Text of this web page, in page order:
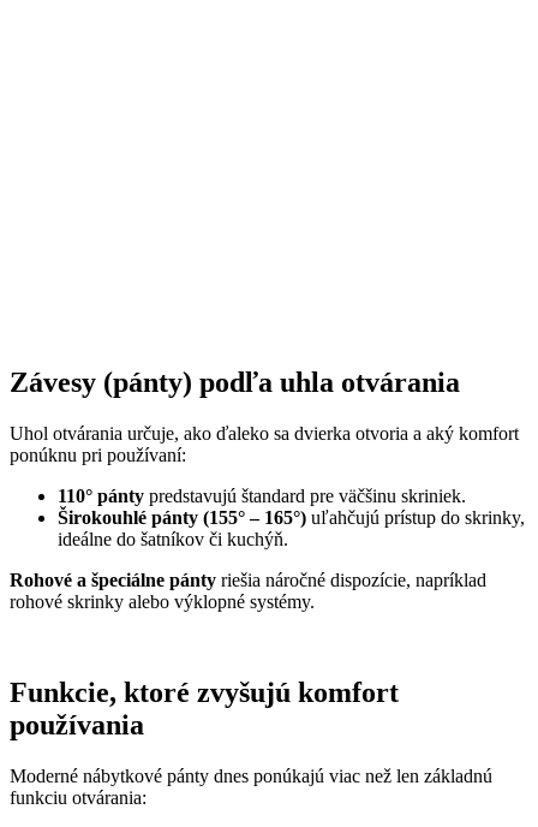
Závesy (pánty) podľa uhla otvárania
Uhol otvárania určuje, ako ďaleko sa dvierka otvoria a aký komfort
ponúknu pri používaní:
110° pánty predstavujú štandard pre väčšinu skriniek.
Širokouhlé pánty (155° – 165°) uľahčujú prístup do skrinky,
ideálne do šatníkov či kuchýň.
Rohové a špeciálne pánty riešia náročné dispozície, napríklad
rohové skrinky alebo výklopné systémy.
Funkcie, ktoré zvyšujú komfort
používania
Moderné nábytkové pánty dnes ponúkajú viac než len základnú
funkciu otvárania: